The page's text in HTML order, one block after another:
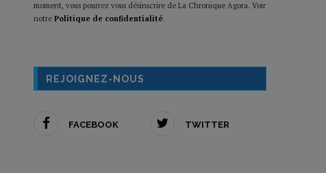
moment, vous pourrez vous désinscrire de La Chronique Agora. Voir
notre Politique de confidentialité.
REJOIGNEZ-NOUS
FACEBOOK TWITTER